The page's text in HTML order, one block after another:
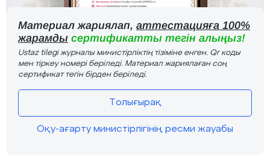
Материал жариялап, аттестацияға 100%
жарамды сертификатты тегін алыңыз!
Ustaz tilegi журналы министірліктің тізіміне енген. Qr коды
мен тіркеу номері беріледі. Материал жариялаған соң
сертификат тегін бірден беріледі.
Толығырақ
Оқу-ағарту министірлігінің ресми жауабы